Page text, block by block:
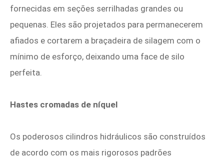
fornecidas em seções serrilhadas grandes ou
pequenas. Eles são projetados para permanecerem
afiados e cortarem a braçadeira de silagem com o
mínimo de esforço, deixando uma face de silo
perfeita.
Hastes cromadas de níquel
Os poderosos cilindros hidráulicos são construídos
de acordo com os mais rigorosos padrões